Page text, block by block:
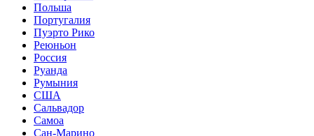
Польша
Португалия
Пуэрто Рико
Реюньон
Россия
Руанда
Румыния
США
Сальвадор
Самоа
Сан-Марино